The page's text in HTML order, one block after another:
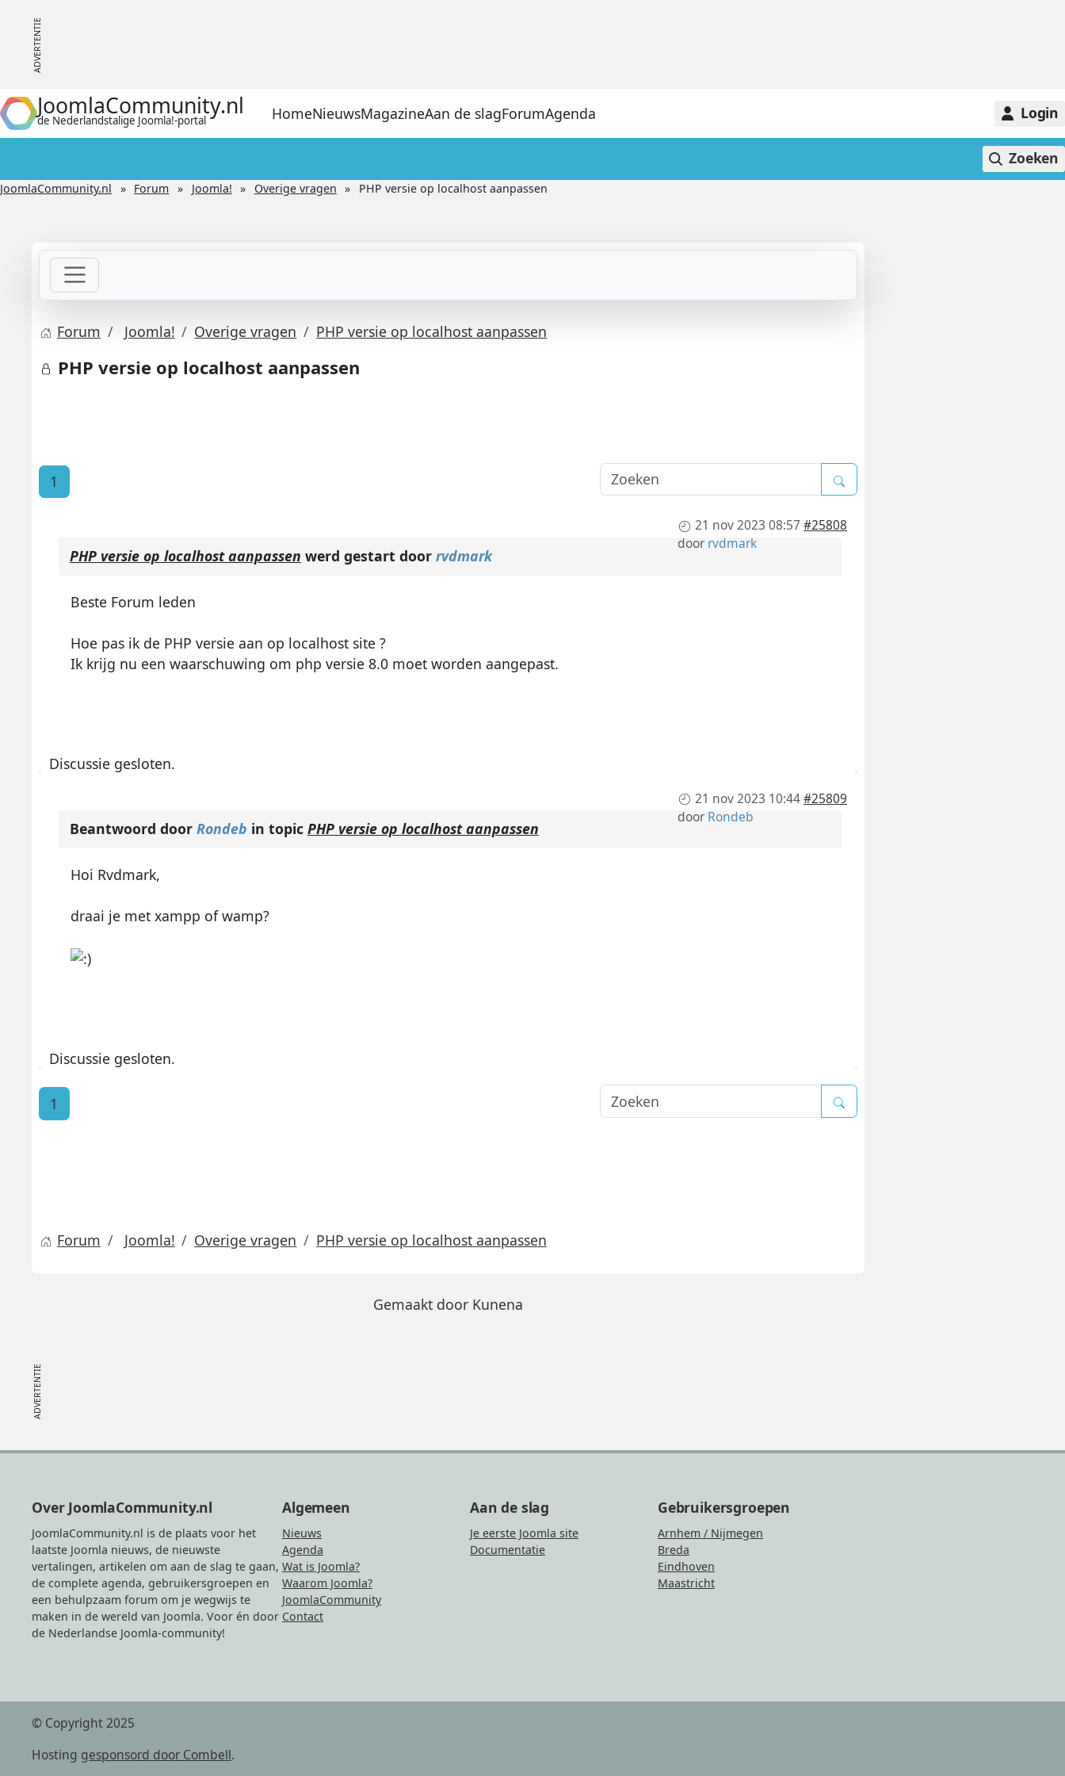
JoomlaCommunity.nl
de Nederlandstalige Joomla!-portal HomeNieuwsMagazineAan de slagForumAgenda Login
Zoeken
JoomlaCommunity.nl Forum Joomla! Overige vragen PHP versie op localhost aanpassen
Forum Joomla! Overige vragen PHP versie op localhost aanpassen
PHP versie op localhost aanpassen
1
21 nov 2023 08:57 #25808
doorrvdmark
PHP versie op localhost aanpassen werd gestart door rvdmark
Beste Forum leden
Hoe pas ik de PHP versie aan op localhost site ?
Ik krijg nu een waarschuwing om php versie 8.0 moet worden aangepast.
Discussie gesloten.
21 nov 2023 10:44#25809
doorRondeb
Beantwoord door Rondeb in topic PHP versie op localhost aanpassen
Hoi Rvdmark,
draai je met xampp of wamp?
Discussie gesloten.
1
Forum Joomla! Overige vragen PHP versie op localhost aanpassen
Gemaakt door Kunena
Over JoomlaCommunity.nl
JoomlaCommunity.nl is de plaats voor het
laatste Joomla nieuws, de nieuwste
vertalingen, artikelen om aan de slag te gaan,
de complete agenda, gebruikersgroepen en
een behulpzaam forum om je wegwijs te
maken in de wereld van Joomla. Voor én door
de Nederlandse Joomla-community!
Algemeen
Nieuws
Agenda
Wat is Joomla?
Waarom Joomla?
JoomlaCommunity
Contact
Aan de slag
Je eerste Joomla site
Documentatie
Gebruikersgroepen
Arnhem / Nijmegen
Breda
Eindhoven
Maastricht
© Copyright 2025
Hosting gesponsord door Combell.